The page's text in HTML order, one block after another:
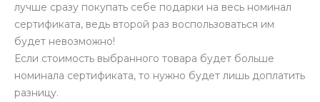
лучше сразу покупать себе подарки на весь номинал
сертификата, ведь второй раз воспользоваться им
будет невозможно!
Если стоимость выбранного товара будет больше
номинала сертификата, то нужно будет лишь доплатить
разницу.